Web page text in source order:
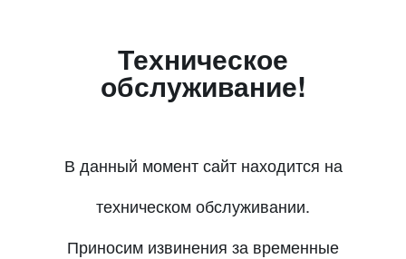
Техническое
обслуживание!
В данный момент сайт находится на
техническом обслуживании.
Приносим извинения за временные